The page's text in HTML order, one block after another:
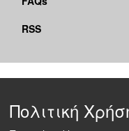
RSS
Πολιτική